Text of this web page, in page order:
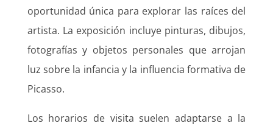
oportunidad única para explorar las raíces del
artista. La exposición incluye pinturas, dibujos,
fotografías y objetos personales que arrojan
luz sobre la infancia y la influencia formativa de
Picasso.
Los horarios de visita suelen adaptarse a la